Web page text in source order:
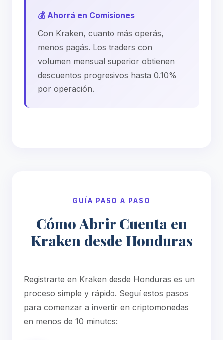
💰 Ahorrá en Comisiones
Con Kraken, cuanto más operás,
menos pagás. Los traders con
volumen mensual superior obtienen
descuentos progresivos hasta 0.10%
por operación.
GUÍA PASO A PASO
Cómo Abrir Cuenta en
Kraken desde Honduras
Registrarte en Kraken desde Honduras es un
proceso simple y rápido. Seguí estos pasos
para comenzar a invertir en criptomonedas
en menos de 10 minutos: